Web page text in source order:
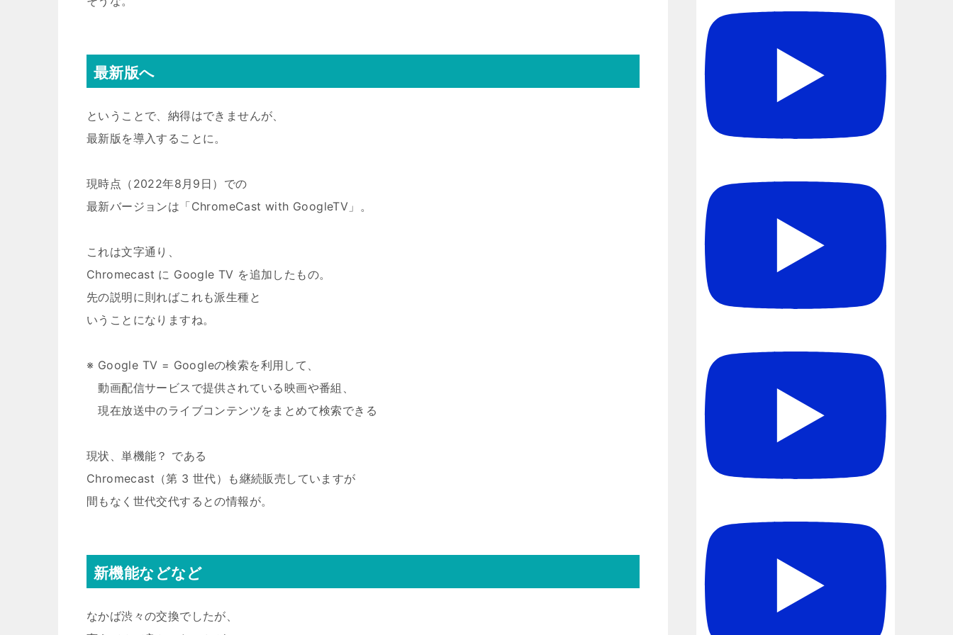
最新版へ
ということで、納得はできませんが、
最新版を導入することに。
現時点（2022年8月9日）での
最新バージョンは「ChromeCast with GoogleTV」。
これは文字通り、
Chromecast に Google TV を追加したもの。
先の説明に則ればこれも派生種と
いうことになりますね。
※ Google TV = Googleの検索を利用して、
動画配信サービスで提供されている映画や番組、
現在放送中のライブコンテンツをまとめて検索できる
現状、単機能？ である
Chromecast（第 3 世代）も継続販売していますが
間もなく世代交代するとの情報が。
新機能などなど
なかば渋々の交換でしたが、